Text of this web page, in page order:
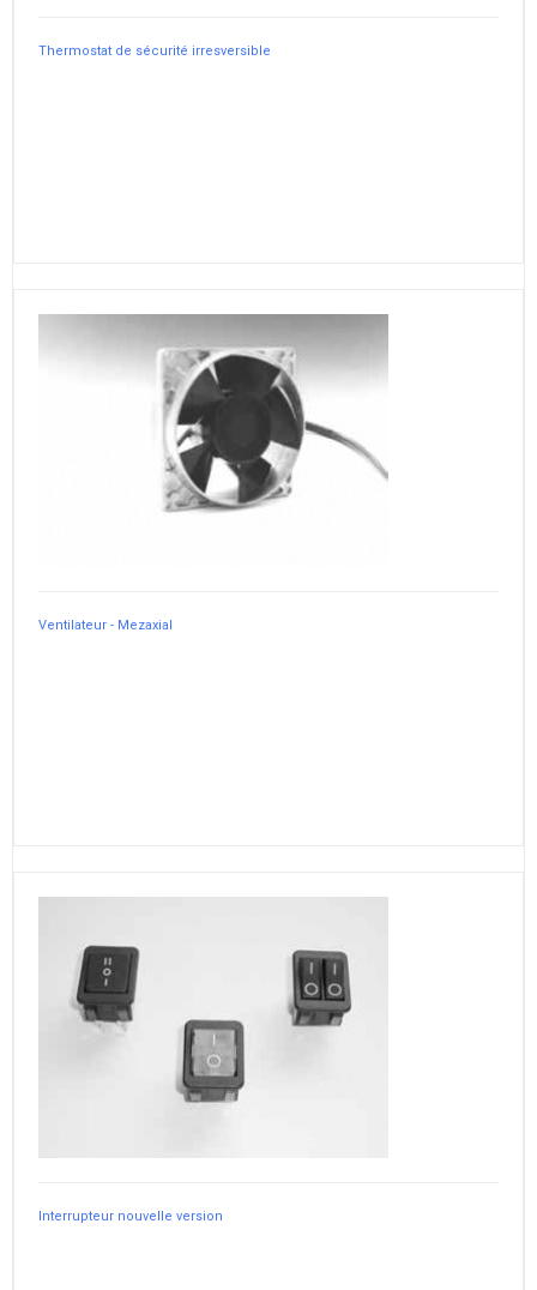
Thermostat de sécurité irresversible
Ventilateur - Mezaxial
Interrupteur nouvelle version